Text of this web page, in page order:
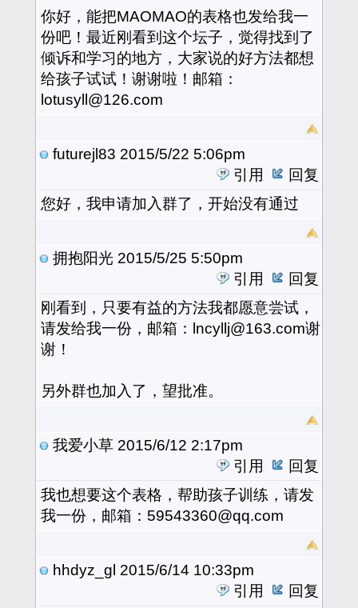
你好，能把MAOMAO的表格也发给我一
份吧！最近刚看到这个坛子，觉得找到了
倾诉和学习的地方，大家说的好方法都想
给孩子试试！谢谢啦！邮箱：
lotusyll@126.com
futurejl83 2015/5/22 5:06pm
引用
回复
您好，我申请加入群了，开始没有通过
拥抱阳光 2015/5/25 5:50pm
引用
回复
刚看到，只要有益的方法我都愿意尝试，
请发给我一份，邮箱：lncyllj@163.com谢
谢！
另外群也加入了，望批准。
我爱小草 2015/6/12 2:17pm
引用
回复
我也想要这个表格，帮助孩子训练，请发
我一份，邮箱：59543360@qq.com
hhdyz_gl 2015/6/14 10:33pm
引用
回复